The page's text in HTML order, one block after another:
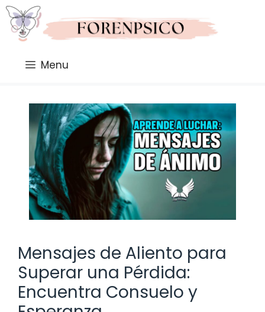
Saltar
al
contenido
Menu
Mensajes de Aliento para
Superar una Pérdida:
Encuentra Consuelo y